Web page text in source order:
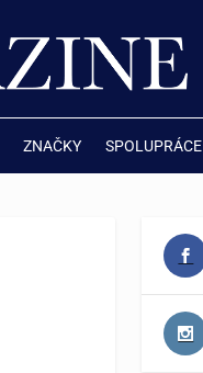
ZNAČKY SPOLUPRÁCE